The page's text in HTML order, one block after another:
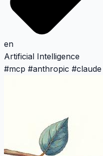
en
Artificial Intelligence
#mcp #anthropic #claude